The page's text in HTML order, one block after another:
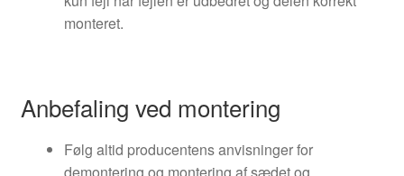
monteret.
Anbefaling ved montering
Følg altid producentens anvisninger for
demontering og montering af sædet og